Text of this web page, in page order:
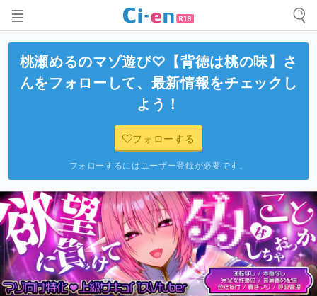
桃瀬めるのマゾ遊び♡【背徳は桃の味】
さ
んをフォローして、最新情報をチェックし
よう！
フォローする
フォローするにはユーザー登録が必要です。